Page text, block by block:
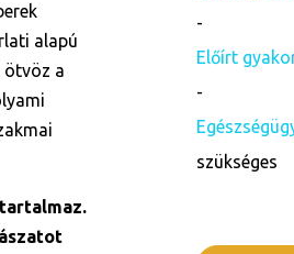
alapú
ötvöz a
-
Előírt
-
szükséges